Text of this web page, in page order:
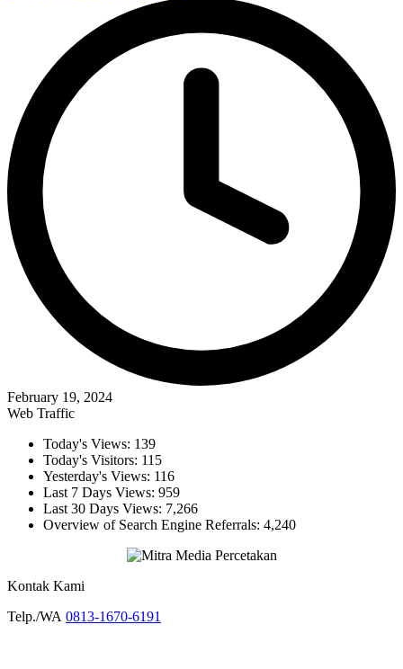
February 19, 2024
Web Traffic
Today's Views: 139
Today's Visitors: 115
Yesterday's Views: 116
Last 7 Days Views: 959
Last 30 Days Views: 7,266
Overview of Search Engine Referrals: 4,240
Kontak Kami
Telp./WA 0813-1670-6191